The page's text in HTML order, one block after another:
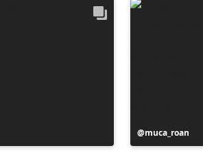
Bericht
gepubliceerd
muca_roan